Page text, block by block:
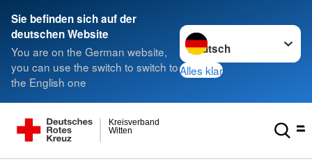
Sie befinden sich auf der
deutschen Website
You are on the German website,
you can use the switch to switch to
the English one
Sprache wechseln zu
Alles klar
Witten
Kreisverband